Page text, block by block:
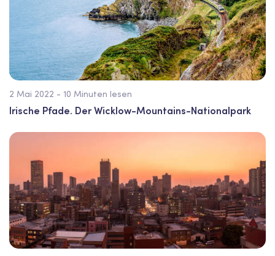
2 Mai 2022 - 10 Minuten lesen
Irische Pfade. Der Wicklow-Mountains-Nationalpark